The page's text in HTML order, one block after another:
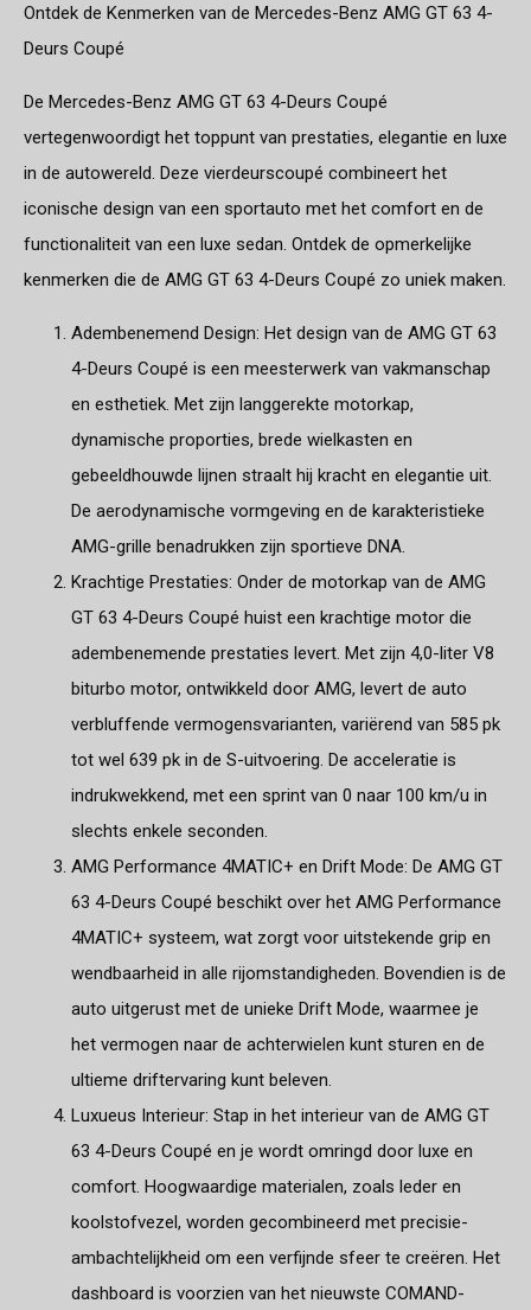
Ontdek de Kenmerken van de Mercedes-Benz AMG GT 63 4-
Deurs Coupé
De Mercedes-Benz AMG GT 63 4-Deurs Coupé
vertegenwoordigt het toppunt van prestaties, elegantie en luxe
in de autowereld. Deze vierdeurscoupé combineert het
iconische design van een sportauto met het comfort en de
functionaliteit van een luxe sedan. Ontdek de opmerkelijke
kenmerken die de AMG GT 63 4-Deurs Coupé zo uniek maken.
Adembenemend Design: Het design van de AMG GT 63
4-Deurs Coupé is een meesterwerk van vakmanschap
en esthetiek. Met zijn langgerekte motorkap,
dynamische proporties, brede wielkasten en
gebeeldhouwde lijnen straalt hij kracht en elegantie uit.
De aerodynamische vormgeving en de karakteristieke
AMG-grille benadrukken zijn sportieve DNA.
Krachtige Prestaties: Onder de motorkap van de AMG
GT 63 4-Deurs Coupé huist een krachtige motor die
adembenemende prestaties levert. Met zijn 4,0-liter V8
biturbo motor, ontwikkeld door AMG, levert de auto
verbluffende vermogensvarianten, variërend van 585 pk
tot wel 639 pk in de S-uitvoering. De acceleratie is
indrukwekkend, met een sprint van 0 naar 100 km/u in
slechts enkele seconden.
AMG Performance 4MATIC+ en Drift Mode: De AMG GT
63 4-Deurs Coupé beschikt over het AMG Performance
4MATIC+ systeem, wat zorgt voor uitstekende grip en
wendbaarheid in alle rijomstandigheden. Bovendien is de
auto uitgerust met de unieke Drift Mode, waarmee je
het vermogen naar de achterwielen kunt sturen en de
ultieme driftervaring kunt beleven.
Luxueus Interieur: Stap in het interieur van de AMG GT
63 4-Deurs Coupé en je wordt omringd door luxe en
comfort. Hoogwaardige materialen, zoals leder en
koolstofvezel, worden gecombineerd met precisie-
ambachtelijkheid om een verfijnde sfeer te creëren. Het
dashboard is voorzien van het nieuwste COMAND-